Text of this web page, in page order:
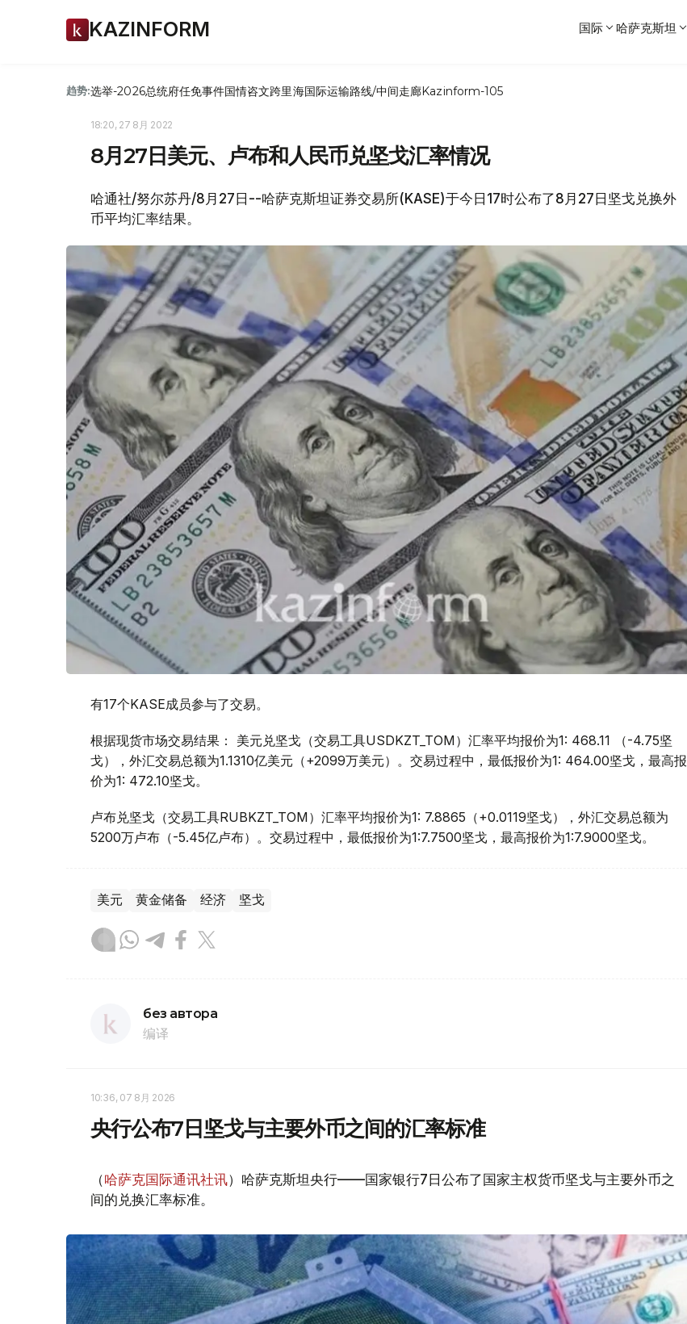
KAZINFORM 国际 哈萨克斯坦
趋势:选举-2026总统府任免事件国情咨文跨里海国际运输路线/中间走廊Kazinform-105
18:20, 27 8月 2022
8月27日美元、卢布和人民币兑坚戈汇率情况
哈通社/努尔苏丹/8月27日--哈萨克斯坦证券交易所(KASE)于今日17时公布了8月27日坚戈兑换外
币平均汇率结果。
有17个KASE成员参与了交易。
根据现货市场交易结果： 美元兑坚戈（交易工具USDKZT_TOM）汇率平均报价为1: 468.11 （-4.75坚
戈），外汇交易总额为1.1310亿美元（+2099万美元）。交易过程中，最低报价为1: 464.00坚戈，最高报
价为1: 472.10坚戈。
卢布兑坚戈（交易工具RUBKZT_TOM）汇率平均报价为1: 7.8865（+0.0119坚戈），外汇交易总额为
5200万卢布（-5.45亿卢布）。交易过程中，最低报价为1:7.7500坚戈，最高报价为1:7.9000坚戈。
美元 黄金储备 经济 坚戈
без автора
编译
10:36, 07 8月 2026
央行公布7日坚戈与主要外币之间的汇率标准
（哈萨克国际通讯社讯）哈萨克斯坦央行——国家银行7日公布了国家主权货币坚戈与主要外币之
间的兑换汇率标准。